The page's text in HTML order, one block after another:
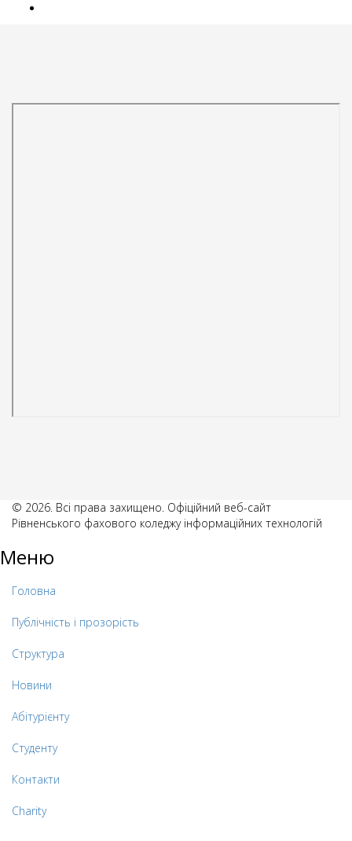
© 2026. Всі права захищено. Офіційний веб-сайт
Рівненського фахового коледжу інформаційних технологій
Меню
Головна
Публічність і прозорість
Структура
Новини
Абітурієнту
Студенту
Контакти
Charity